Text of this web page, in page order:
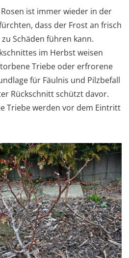
ist immer wieder in der
dass der Frost an frisch
Schäden führen kann.
im Herbst weisen
Triebe oder erfrorene
für Fäulnis und Pilzbefall
Rückschnitt schützt davor.
Triebe werden vor dem Eintritt